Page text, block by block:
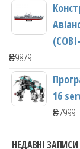
₴9879
16
₴7999
НЕДАВНІ ЗАПИСИ